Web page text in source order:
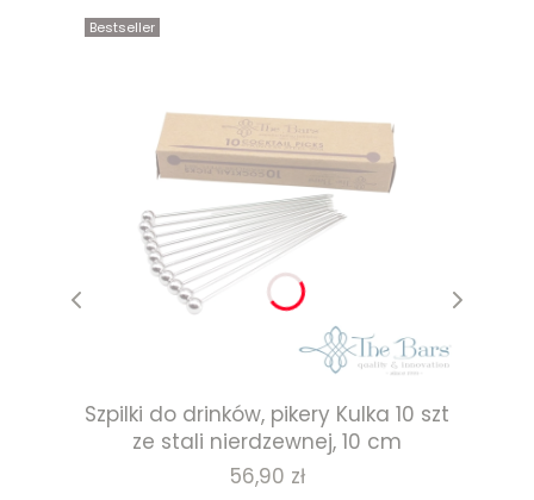
Bestseller
Szpilki do drinków, pikery Kulka 10 szt
ze stali nierdzewnej, 10 cm
Cena
56,90 zł